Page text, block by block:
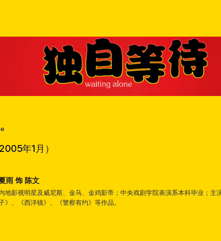
年1月）
雨 饰 陈文
地影视明星及威尼斯、金马、金鸡影帝；中央戏剧学院表演系本科毕业；主
》、《西洋镜》、《警察有约》等作品。